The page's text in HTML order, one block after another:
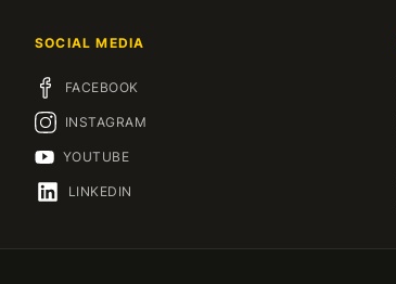
SOCIAL MEDIA
FACEBOOK
INSTAGRAM
YOUTUBE
LINKEDIN